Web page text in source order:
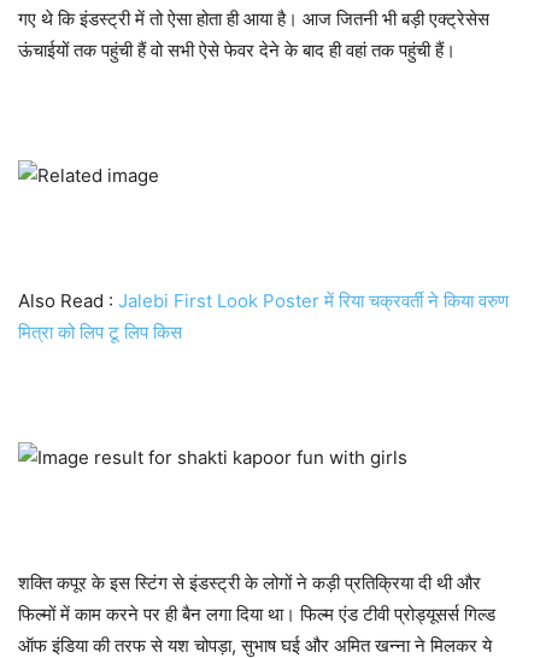
गए थे कि इंडस्ट्री में तो ऐसा होता ही आया है। आज जितनी भी बड़ी एक्ट्रेसेस
ऊंचाईयों तक पहुंची हैं वो सभी ऐसे फेवर देने के बाद ही वहां तक पहुंची हैं।
Also Read : Jalebi First Look Poster में रिया चक्रवर्ती ने किया वरुण
मित्रा को लिप टू लिप किस
शक्ति कपूर के इस स्टिंग से इंडस्ट्री के लोगों ने कड़ी प्रतिक्रिया दी थी और
फिल्मों में काम करने पर ही बैन लगा दिया था। फिल्म एंड टीवी प्रोड्यूसर्स गिल्ड
ऑफ इंडिया की तरफ से यश चोपड़ा, सुभाष घई और अमित खन्ना ने मिलकर ये